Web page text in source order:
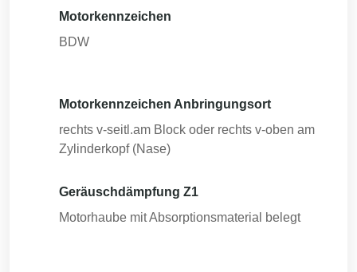
Motorkennzeichen
BDW
Motorkennzeichen Anbringungsort
rechts v-seitl.am Block oder rechts v-oben am
Zylinderkopf (Nase)
Geräuschdämpfung Z1
Motorhaube mit Absorptionsmaterial belegt